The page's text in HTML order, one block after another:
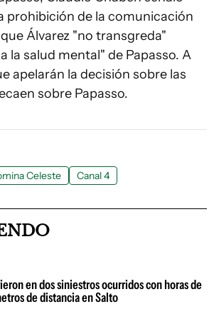
prohibición de la comunicación
Álvarez "no transgreda"
la salud mental" de Papasso. A
apelarán la decisión sobre las
sobre Papasso.
Celeste Canal 4
en dos siniestros ocurridos con horas de
de distancia en Salto